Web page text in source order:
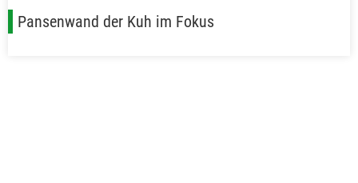
Pansenwand der Kuh im Fokus